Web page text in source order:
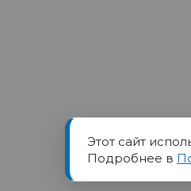
Этот сайт
Подробнее в